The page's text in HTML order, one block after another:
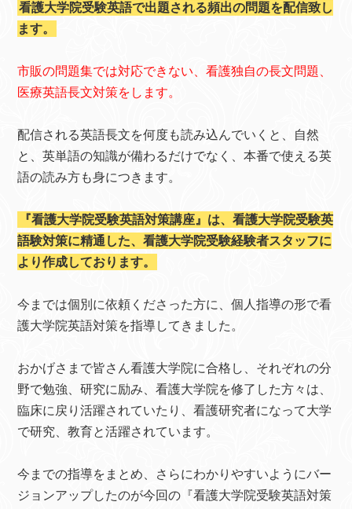
看護大学院受験英語で出題される頻出の問題を配信致し
ます。
市販の問題集では対応できない、看護独自の長文問題、
医療英語長文対策をします。
配信される英語長文を何度も読み込んでいくと、自然
と、英単語の知識が備わるだけでなく、本番で使える英
語の読み方も身につきます。
『看護大学院受験英語対策講座』は、看護大学院受験英
語験対策に精通した、看護大学院受験経験者スタッフに
より作成しております。
今までは個別に依頼くださった方に、個人指導の形で看
護大学院英語対策を指導してきました。
おかげさまで皆さん看護大学院に合格し、それぞれの分
野で勉強、研究に励み、看護大学院を修了した方々は、
臨床に戻り活躍されていたり、看護研究者になって大学
で研究、教育と活躍されています。
今までの指導をまとめ、さらにわかりやすいようにバー
ジョンアップしたのが今回の『看護大学院受験英語対策